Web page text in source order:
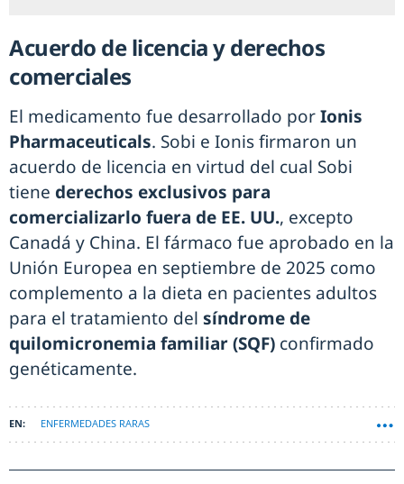
Acuerdo de licencia y derechos
comerciales
El medicamento fue desarrollado porIonis
Pharmaceuticals. Sobi e Ionis firmaron un
acuerdo de licencia en virtud del cual Sobi
tiene derechos exclusivos para
comercializarlo fuera de EE. UU., excepto
Canadá y China. El fármaco fue aprobado en la
Unión Europea en septiembre de 2025 como
complemento a la dieta en pacientes adultos
para el tratamiento del síndrome de
quilomicronemia familiar (SQF) confirmado
genéticamente.
ENFERMEDADES RARAS